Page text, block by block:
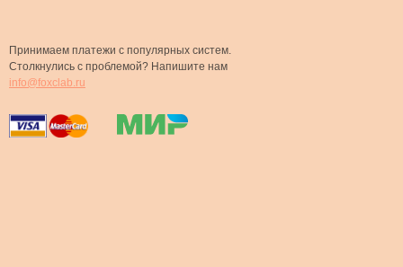
Принимаем платежи с популярных систем.
Столкнулись с проблемой? Напишите нам
info@foxclab.ru